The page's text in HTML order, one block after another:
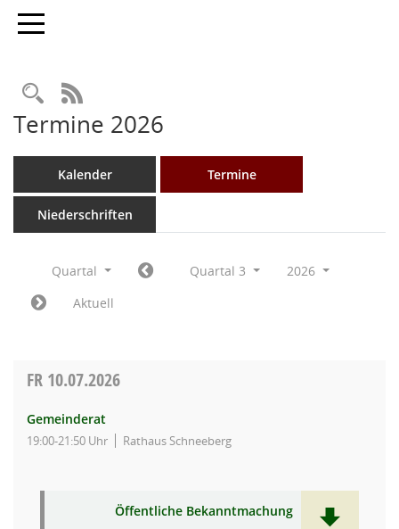
Toggle navigation
Rechercheauswahl
RSS-Feed
Termine 2026
Kalender Termine
Niederschriften
Quartal Quartal 3
2026
Aktuell
FR 10.07.2026
Gemeinderat
19:00-21:50 Uhr Rathaus Schneeberg
Öffentliche Bekanntmachung